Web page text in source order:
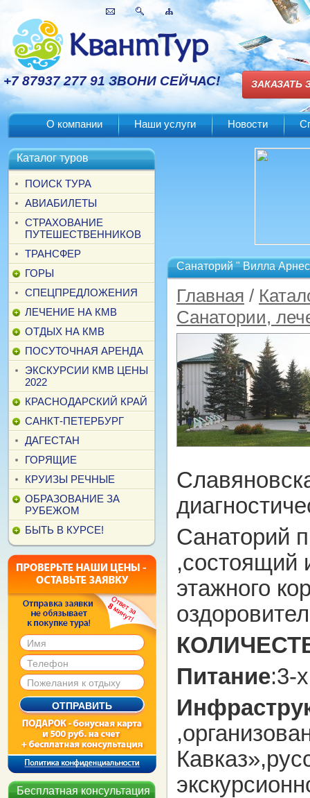
+7 87937 277 91 ЗВОНИ СЕЙЧАС! ЗАКАЗАТЬ
О компании Наши услуги Новости
Каталог туров
ПОИСК ТУРА
АВИАБИЛЕТЫ
СТРАХОВАНИЕ
ПУТЕШЕСТВЕННИКОВ
ТРАНСФЕР
ГОРЫ
СПЕЦПРЕДЛОЖЕНИЯ
ЛЕЧЕНИЕ НА КМВ
ОТДЫХ НА КМВ
ПОСУТОЧНАЯ АРЕНДА
ЭКСКУРСИИ КМВ ЦЕНЫ
2022
КРАСНОДАРСКИЙ КРАЙ
САНКТ-ПЕТЕРБУРГ
ДАГЕСТАН
ГОРЯЩИЕ
КРУИЗЫ РЕЧНЫЕ
ОБРАЗОВАНИЕ ЗА
РУБЕЖОМ
БЫТЬ В КУРСЕ!
Бесплатная консультация
Санаторий " Вилла
Главная /
Санатории,
Санаторий
,состоящий
этажного
Питание:3-